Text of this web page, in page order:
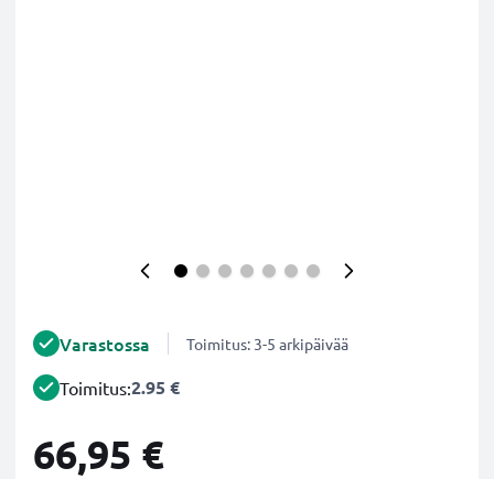
Varastossa Toimitus: 3-5 arkipäivää
Toimitus:2.95 €
66,95 €